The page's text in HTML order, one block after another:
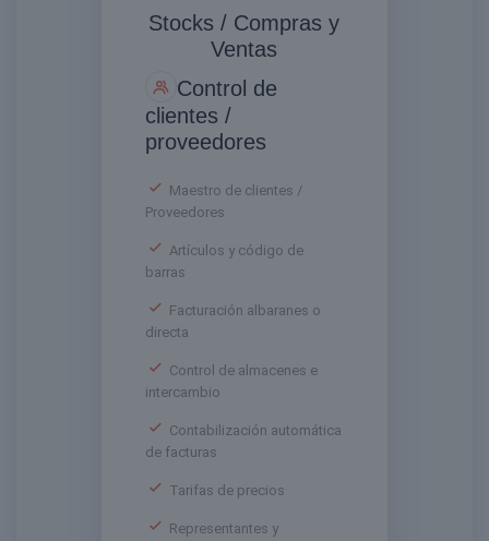
Stocks / Compras y
Ventas
Control de
clientes /
proveedores
Maestro de clientes /
Proveedores
Artículos y código de
barras
Facturación albaranes o
directa
Control de almacenes e
intercambio
Contabilización automática
de facturas
Tarifas de precios
Representantes y